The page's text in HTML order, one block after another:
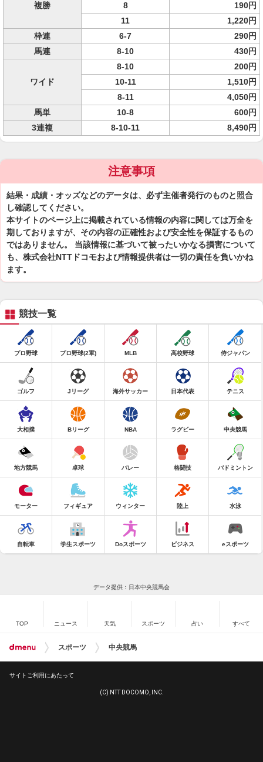
複勝
8
190円
11
1,220円
枠連
6-7
290円
馬連
8-10 430円
ワイド
8-10
200円
10-11
1,510円
8-11
4,050円
馬単
10-8
600円
3連複
8-10-11 8,490円
注意事項
結果・成績・オッズなどのデータは、必ず主催者発行のものと照合
し確認してください。
本サイトのページ上に掲載されている情報の内容に関しては万全を
期しておりますが、その内容の正確性および安全性を保証するもの
ではありません。 当該情報に基づいて被ったいかなる損害について
も、株式会社NTTドコモおよび情報提供者は一切の責任を負いかね
ます。
競技一覧
プロ野球 プロ野球(2軍) MLB 高校野球 侍ジャパン
ゴルフ Jリーグ 海外サッカー 日本代表 テニス
大相撲 Bリーグ NBA ラグビー 中央競馬
地方競馬 卓球 バレー 格闘技 バドミントン
モーター フィギュア ウィンター 陸上 水泳
自転車 学生スポーツ Doスポーツ ビジネス eスポーツ
データ提供：日本中央競馬会
TOP ニュース 天気 スポーツ 占い すべて
スポーツ 中央競馬
サイトご利用にあたって
(C) NTT DOCOMO, INC.